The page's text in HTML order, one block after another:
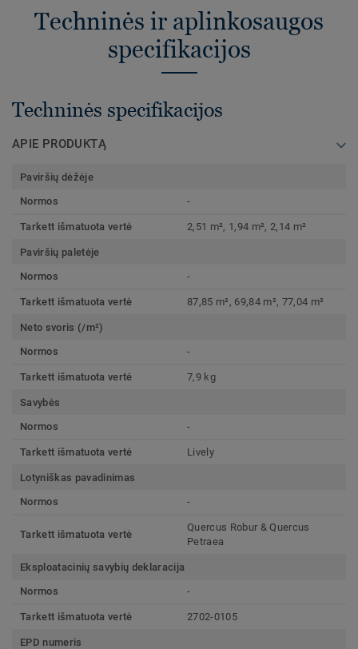
Techninės ir aplinkosaugos
specifikacijos
Techninės specifikacijos
APIE PRODUKTĄ
Paviršių dėžėje
Normos
-
Tarkett išmatuota vertė 2,51 m², 1,94 m², 2,14 m²
Paviršių paletėje
Normos
-
Tarkett išmatuota vertė 87,85 m², 69,84 m², 77,04 m²
Neto svoris (/m²)
Normos
-
Tarkett išmatuota vertė 7,9 kg
Savybės
Normos
-
Tarkett išmatuota vertė Lively
Lotyniškas pavadinimas
Normos
-
Tarkett išmatuota vertė
Quercus Robur & Quercus
Petraea
Eksploatacinių savybių deklaracija
Normos
-
Tarkett išmatuota vertė 2702-0105
EPD numeris